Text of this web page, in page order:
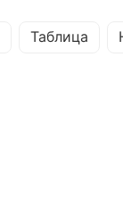
Таблица